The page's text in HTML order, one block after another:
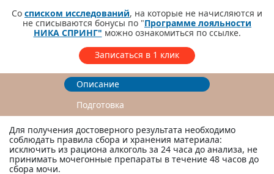
Со списком исследований, на которые не начисляются и
не списываются бонусы по "Программе лояльности
НИКА СПРИНГ" можно ознакомиться по ссылке.
Записаться в 1 клик
Описание
Подготовка
Для получения достоверного результата необходимо
соблюдать правила сбора и хранения материала:
исключить из рациона алкоголь за 24 часа до анализа, не
принимать мочегонные препараты в течение 48 часов до
сбора мочи.